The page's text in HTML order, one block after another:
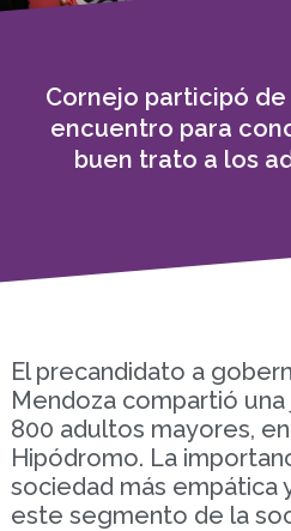
Cornejo participó
encuentro para
buen trato a los
El precandidato a
Mendoza compartió
800 adultos mayores,
Hipódromo. La
sociedad más empática
este segmento de la